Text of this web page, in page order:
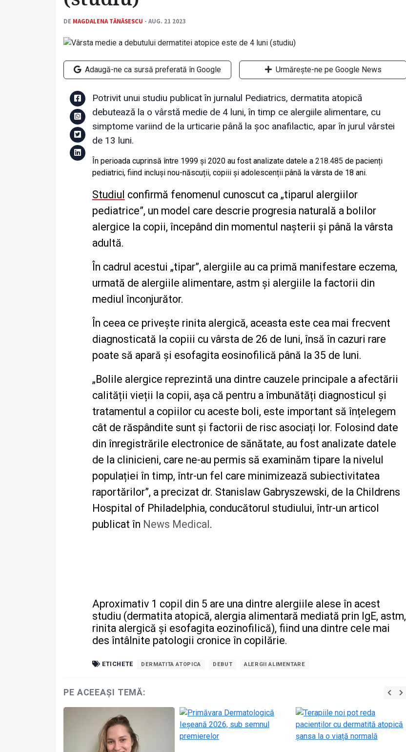
DE MAGDALENA TĂNĂSESCU - AUG. 21 2023
Adaugă-ne ca sursă preferată în Google Urmărește-ne pe Google News
Potrivit unui studiu publicat în jurnalul Pediatrics, dermatita atopică
debutează la o vârstă medie de 4 luni, în timp ce alergiile alimentare, cu
simptome variind de la urticarie până la șoc anafilactic, apar în jurul vârstei
de 13 luni.
În perioada cuprinsă între 1999 și 2020 au fost analizate datele a 218.485 de pacienți
pediatrici, fiind incluși nou-născuții, copiii și adolescenții până la vârsta de 18 ani.
Studiul confirmă fenomenul cunoscut ca „tiparul alergiilor
pediatrice”, un model care descrie progresia naturală a bolilor
alergice la copii, începând din momentul nașterii și până la vârsta
adultă.
În cadrul acestui „tipar”, alergiile au ca primă manifestare eczema,
urmată de alergiile alimentare, astm și alergiile la factorii din
mediul înconjurător.
În ceea ce privește rinita alergică, aceasta este cea mai frecvent
diagnosticată la copiii cu vârsta de 26 de luni, însă în cazuri rare
poate să apară și esofagita eosinofilică până la 35 de luni.
„Bolile alergice reprezintă una dintre cauzele principale a afectării
calității vieții la copii, așa că pentru a îmbunătăți diagnosticul și
tratamentul a copiilor cu aceste boli, este important să înțelegem
cât de răspândite sunt și factorii de risc asociați lor. Folosind date
din înregistrările electronice de sănătate, au fost analizate datele
de la clinicieni, care ne-au permis să examinăm tipare la nivelul
populației în timp, într-un fel care minimizează subiectivitatea
raportărilor”, a precizat dr. Stanislaw Gabryszewski, de la Childrens
Hospital of Philadelphia, conducătorul studiului, într-un articol
publicat în News Medical.
Aproximativ 1 copil din 5 are una dintre alergiile alese în acest
studiu (dermatita atopică, alergia alimentară mediată prin IgE, astm,
rinita alergică și esofagita eozinofilică), fiind una dintre cele mai
des întâlnite patologii cronice în copilărie.
ETICHETE DERMATITA ATOPICA DEBUT ALERGII ALIMENTARE
PE ACEEAȘI TEMĂ: